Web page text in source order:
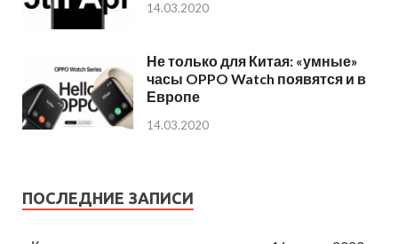
14.03.2020
Не только для Китая: «умные»
часы OPPO Watch появятся и в
Европе
14.03.2020
ПОСЛЕДНИЕ ЗАПИСИ